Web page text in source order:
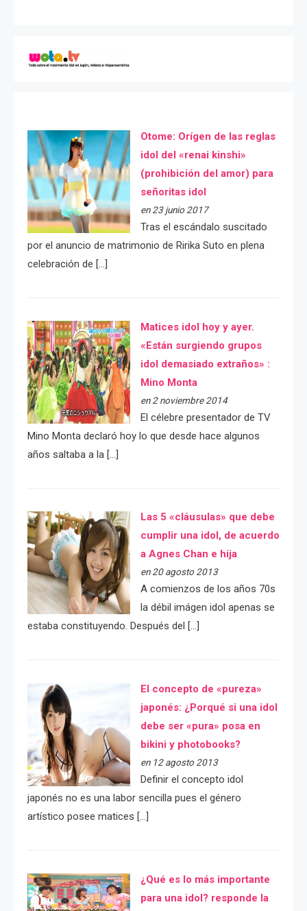
Otome: Orígen de las reglas
idol del «renai kinshi»
(prohibición del amor) para
señoritas idol
en 23 junio 2017
Tras el escándalo suscitado
por el anuncio de matrimonio de Ririka Suto en plena
celebración de […]
Matices idol hoy y ayer.
«Están surgiendo grupos
idol demasiado extraños» :
Mino Monta
en 2 noviembre 2014
El célebre presentador de TV
Mino Monta declaró hoy lo que desde hace algunos
años saltaba a la […]
Las 5 «cláusulas» que debe
cumplir una idol, de acuerdo
a Agnes Chan e hija
en 20 agosto 2013
A comienzos de los años 70s
la débil imágen idol apenas se
estaba constituyendo. Después del […]
El concepto de «pureza»
japonés: ¿Porqué si una idol
debe ser «pura» posa en
bikini y photobooks?
en 12 agosto 2013
Definir el concepto idol
japonés no es una labor sencilla pues el género
artístico posee matices […]
¿Qué es lo más importante
para una idol? responde la